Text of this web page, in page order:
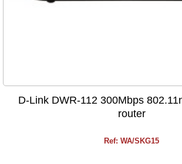
D-Link DWR-112 300Mbps
router
Ref: WA/SKG15